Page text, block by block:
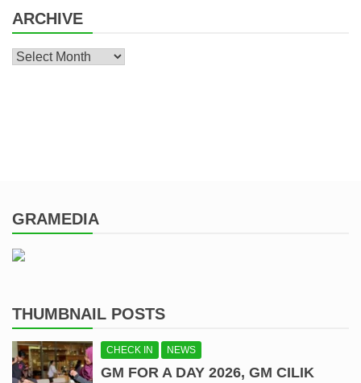
ARCHIVE
Archive
GRAMEDIA
THUMBNAIL POSTS
CHECK IN NEWS
GM FOR A DAY 2026, GM CILIK